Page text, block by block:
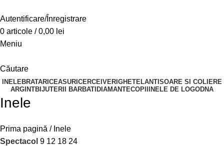
Autentificare/Înregistrare
0 articole / 0,00 lei
Meniu
Căutare
INELEBRATARI CEASURI CERCEI VERIGHETELANTISOARE SI COLIERE
ARGINTBIJUTERII BARBATI DIAMANTECOPII INELE DE LOGODNA
Inele
Prima pagină
Inele
Spectacol 9 12 18 24